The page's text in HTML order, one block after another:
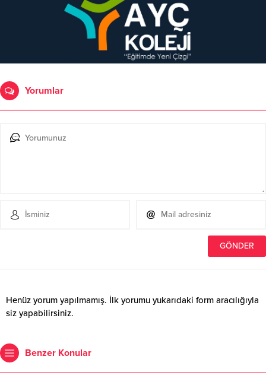
Yorumlar
Henüz yorum yapılmamış. İlk yorumu yukarıdaki form aracılığıyla
siz yapabilirsiniz.
Benzer Konular